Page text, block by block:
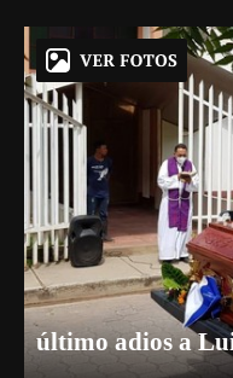
último adios a